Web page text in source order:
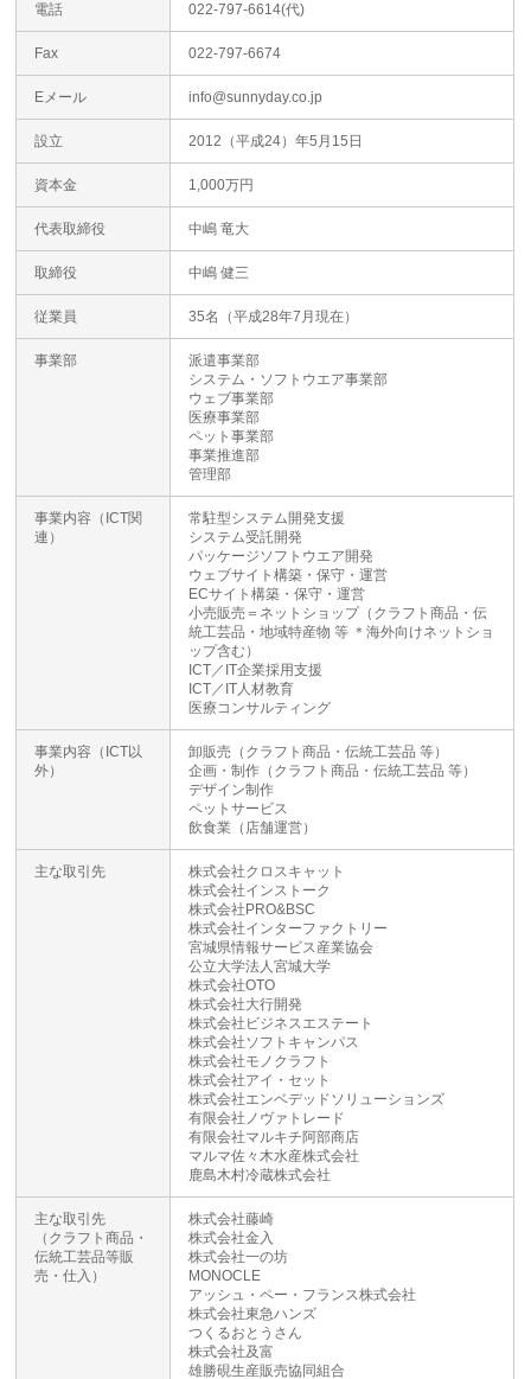
電話 022-797-6614(代)
Fax 022-797-6674
Eメール info@sunnyday.co.jp
設立 2012（平成24）年5月15日
資本金 1,000万円
代表取締役 中嶋 竜大
取締役 中嶋 健三
従業員 35名（平成28年7月現在）
事業部
派遣事業部
システム・ソフトウエア事業部
ウェブ事業部
医療事業部
ペット事業部
事業推進部
管理部
事業内容（ICT関
連）
常駐型システム開発支援
システム受託開発
パッケージソフトウエア開発
ウェブサイト構築・保守・運営
ECサイト構築・保守・運営
小売販売＝ネットショップ（クラフト商品・伝
統工芸品・地域特産物 等 ＊海外向けネットショ
ップ含む）
ICT／IT企業採用支援
ICT／IT人材教育
医療コンサルティング
事業内容（ICT以
外）
卸販売（クラフト商品・伝統工芸品 等）
企画・制作（クラフト商品・伝統工芸品 等）
デザイン制作
ペットサービス
飲食業（店舗運営）
主な取引先
株式会社クロスキャット
株式会社インストーク
株式会社PRO&BSC
株式会社インターファクトリー
宮城県情報サービス産業協会
公立大学法人宮城大学
株式会社OTO
株式会社大行開発
株式会社ビジネスエステート
株式会社ソフトキャンパス
株式会社モノクラフト
株式会社アイ・セット
株式会社エンベデッドソリューションズ
有限会社ノヴァトレード
有限会社マルキチ阿部商店
マルマ佐々木水産株式会社
鹿島木村冷蔵株式会社
主な取引先
（クラフト商品・
伝統工芸品等販
売・仕入）
株式会社藤崎
株式会社金入
株式会社一の坊
MONOCLE
アッシュ・ペー・フランス株式会社
株式会社東急ハンズ
つくるおとうさん
株式会社及富
雄勝硯生産販売協同組合